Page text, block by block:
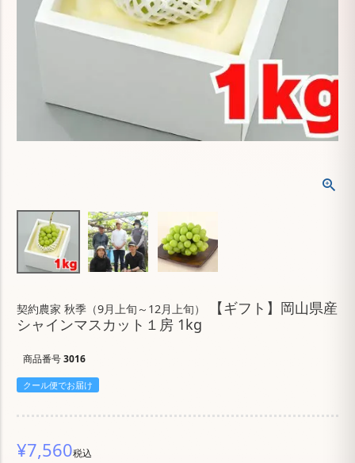
契約農家 秋季（9月上旬～12月上旬）
【ギフト】岡山県産
シャインマスカット１房 1kg
商品番号3016
クール便でお届け
¥7,560税込